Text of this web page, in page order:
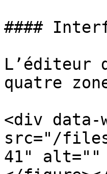
####
L’éditeur
quatre
<div data-
src="/files/
41" alt=""